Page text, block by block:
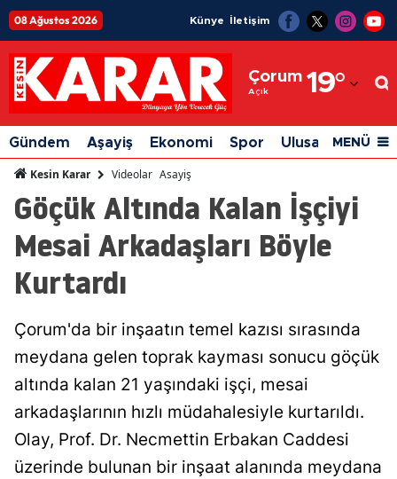
08 Ağustos 2026 Künye İletişim
Çorum
Açık 19°
Adıyaman
Afyonkarahisar
Ağrı
Amasya
Ankara
Balıkesir
Bilecik
Gündem Aşayiş Ekonomi Spor Ulusal Siyaset
MENÜ
Kesin Karar Videolar Asayiş
Göçük Altında Kalan İşçiyi
Mesai Arkadaşları Böyle
Kurtardı
Çorum'da bir inşaatın temel kazısı sırasında
meydana gelen toprak kayması sonucu göçük
altında kalan 21 yaşındaki işçi, mesai
arkadaşlarının hızlı müdahalesiyle kurtarıldı.
Olay, Prof. Dr. Necmettin Erbakan Caddesi
üzerinde bulunan bir inşaat alanında meydana